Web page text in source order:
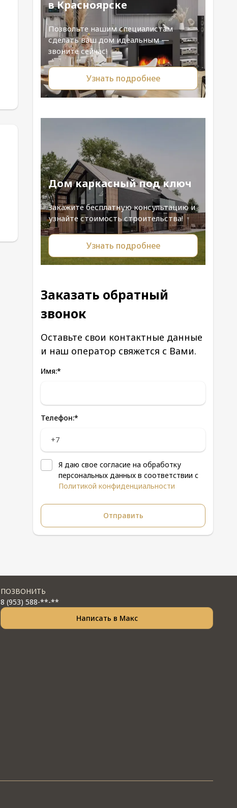
в Красноярске
Позвольте нашим специалистам
сделать ваш дом идеальным —
звоните сейчас!
Узнать подробнее
Дом каркасный под ключ
Закажите бесплатную консультацию и
узнайте стоимость строительства!
Узнать подробнее
Заказать обратный
звонок
Оставьте свои контактные данные
и наш оператор свяжется с Вами.
Имя:*
Телефон:*
Я даю свое согласие на обработку
персональных данных в соответствии с
Политикой конфиденциальности
ПОЗВОНИТЬ
8 (953) 588-**-**
Написать в Макс